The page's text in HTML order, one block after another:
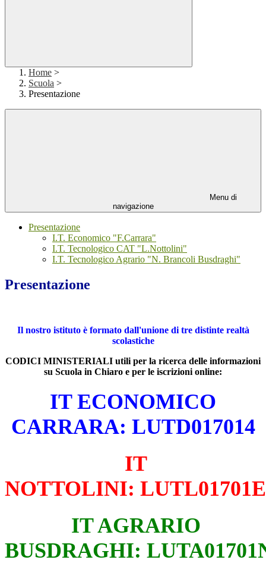
Home >
Scuola >
Presentazione
Menu di
navigazione
Presentazione
I.T. Economico "F.Carrara"
I.T. Tecnologico CAT "L.Nottolini"
I.T. Tecnologico Agrario "N. Brancoli Busdraghi"
Presentazione
Il nostro istituto è formato dall'unione di tre distinte realtà
scolastiche
CODICI MINISTERIALI utili per la ricerca delle informazioni
su Scuola in Chiaro e per le iscrizioni online:
IT ECONOMICO
CARRARA: LUTD017014
IT
NOTTOLINI: LUTL01701E
IT AGRARIO
BUSDRAGHI: